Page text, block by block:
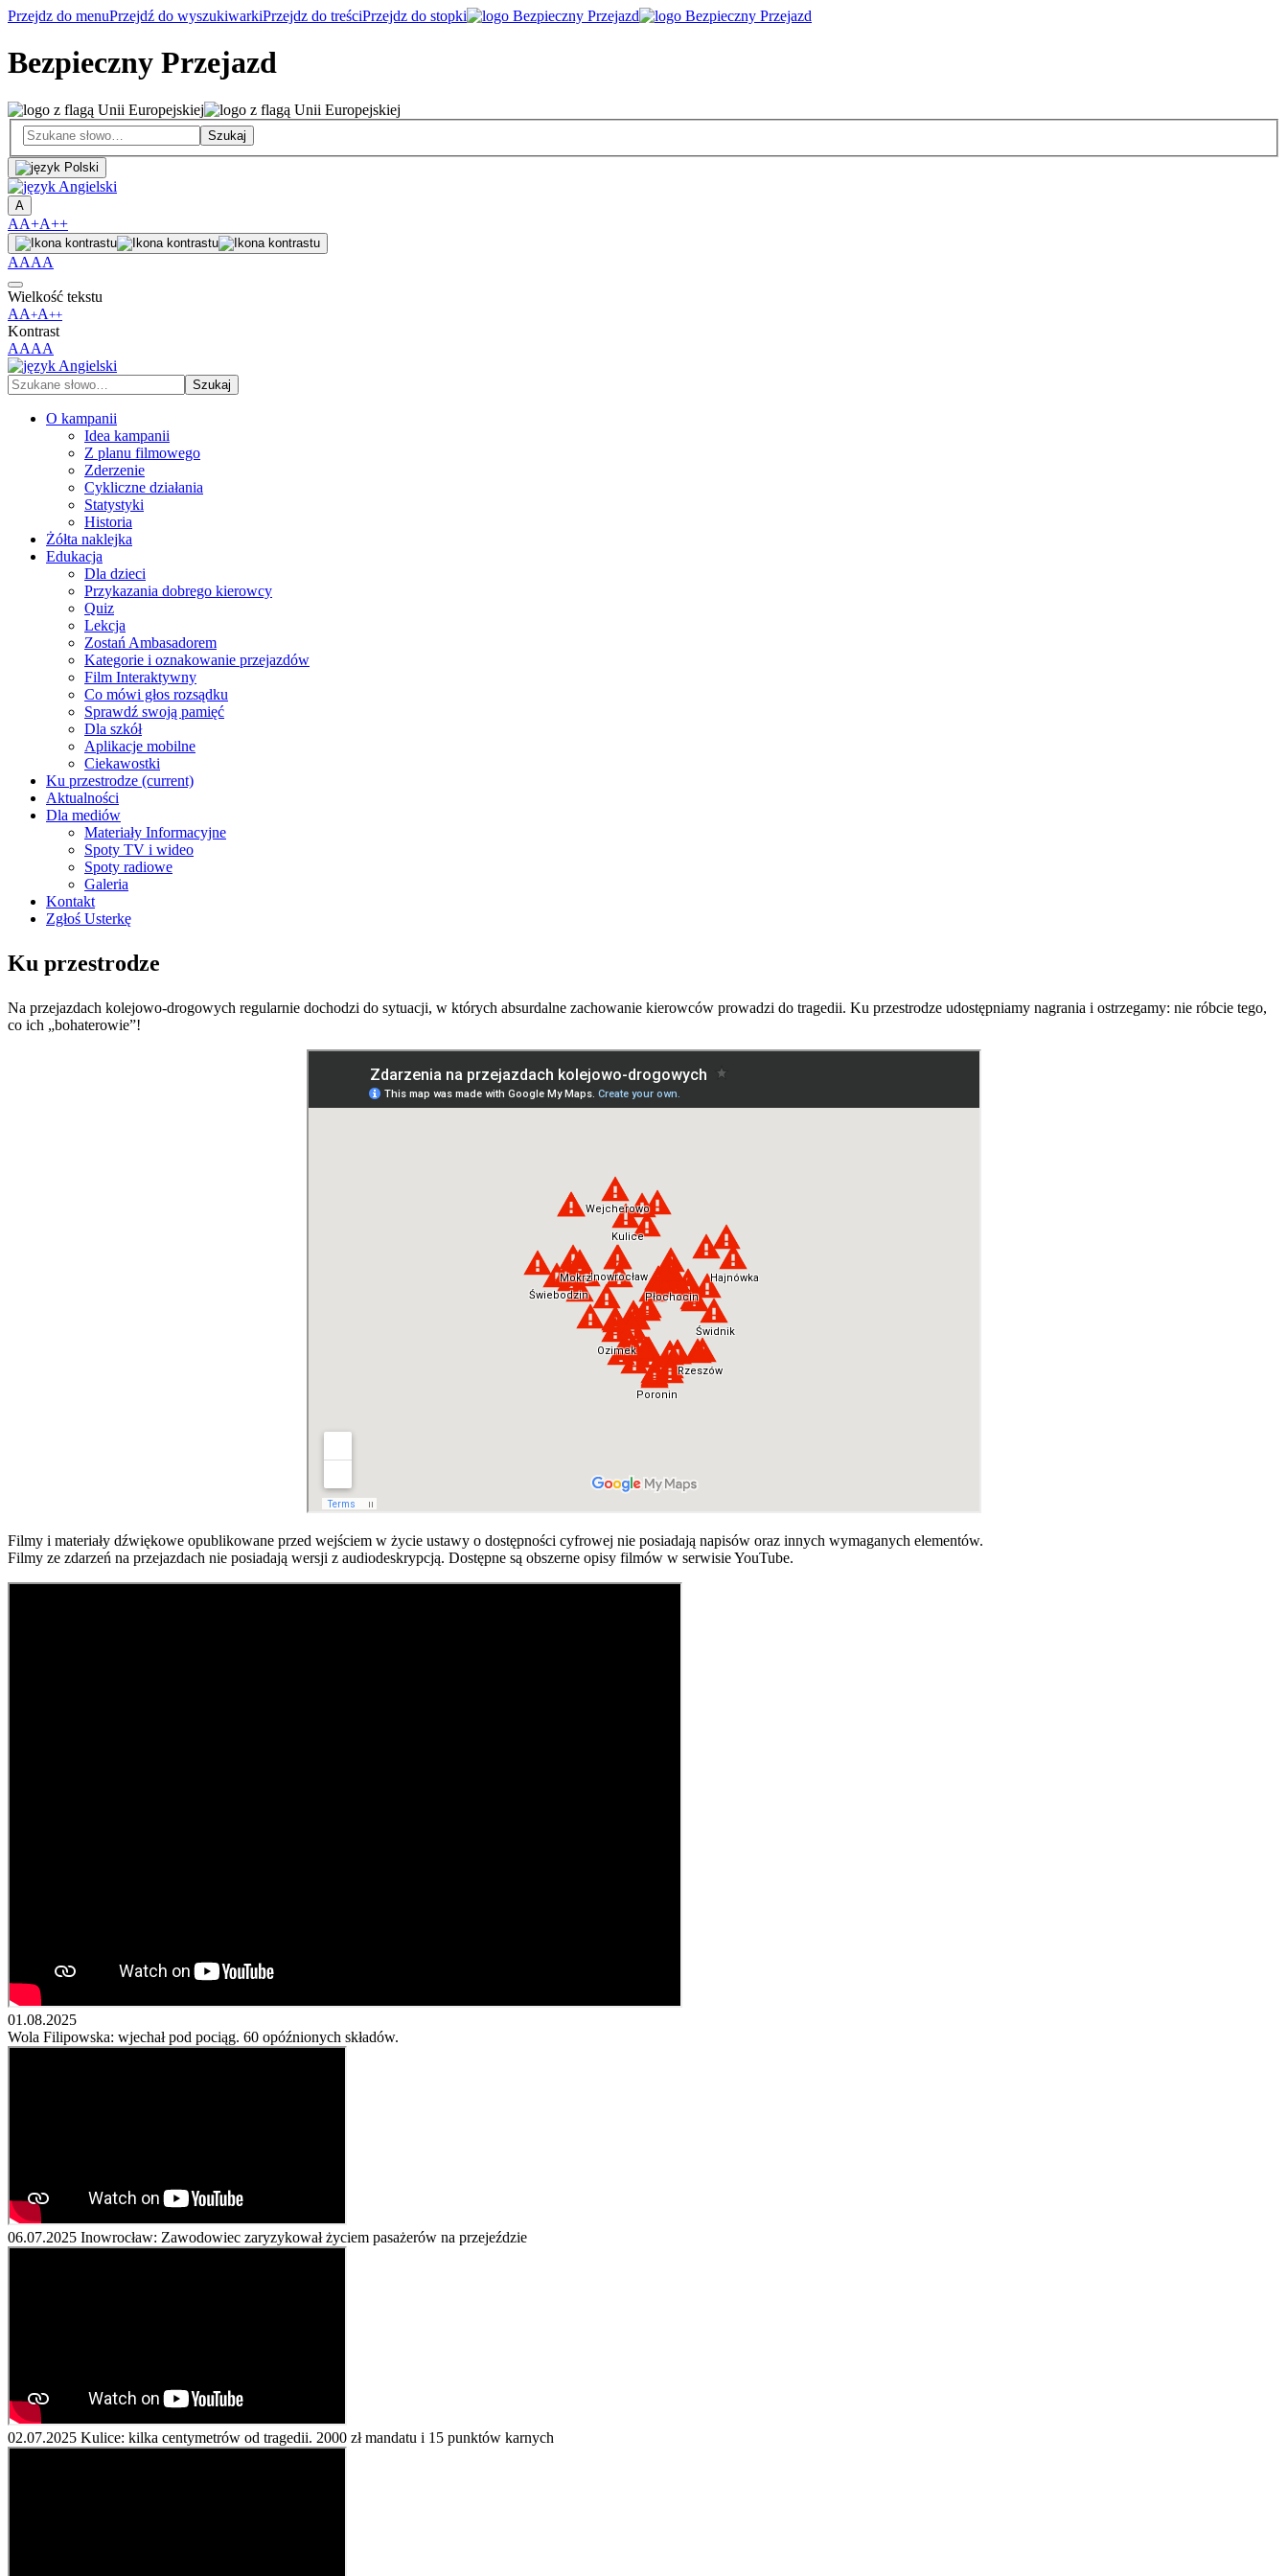
Przejdz do menuPrzejdź do wyszukiwarkiPrzejdz do treściPrzejdz do stopki
Bezpieczny Przejazd
A
AA+A++
AAAA
Wielkość tekstu
AA+A++
Kontrast
AAAA
O kampanii
Idea kampanii
Z planu filmowego
Zderzenie
Cykliczne działania
Statystyki
Historia
Żółta naklejka
Edukacja
Dla dzieci
Przykazania dobrego kierowcy
Quiz
Lekcja
Zostań Ambasadorem
Kategorie i oznakowanie przejazdów
Film Interaktywny
Co mówi głos rozsądku
Sprawdź swoją pamięć
Dla szkół
Aplikacje mobilne
Ciekawostki
Ku przestrodze (current)
Aktualności
Dla mediów
Materiały Informacyjne
Spoty TV i wideo
Spoty radiowe
Galeria
Kontakt
Zgłoś Usterkę
Ku przestrodze
Na przejazdach kolejowo-drogowych regularnie dochodzi do sytuacji, w których absurdalne zachowanie kierowców prowadzi do tragedii. Ku przestrodze udostępniamy nagrania i ostrzegamy: nie róbcie tego,
co ich „bohaterowie”!
Filmy i materiały dźwiękowe opublikowane przed wejściem w życie ustawy o dostępności cyfrowej nie posiadają napisów oraz innych wymaganych elementów.
Filmy ze zdarzeń na przejazdach nie posiadają wersji z audiodeskrypcją. Dostępne są obszerne opisy filmów w serwisie YouTube.
01.08.2025
Wola Filipowska: wjechał pod pociąg. 60 opóźnionych składów.
06.07.2025 Inowrocław: Zawodowiec zaryzykował życiem pasażerów na przejeździe
02.07.2025 Kulice: kilka centymetrów od tragedii. 2000 zł mandatu i 15 punktów karnych